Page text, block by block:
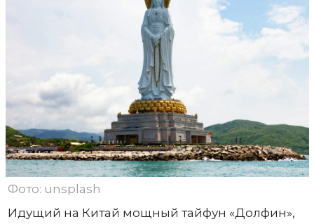
Фото: unsplash
Идущий на Китай мощный тайфун «Долфин»,